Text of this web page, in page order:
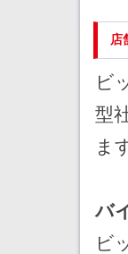
店
ビ
型
ま
バ
ビ